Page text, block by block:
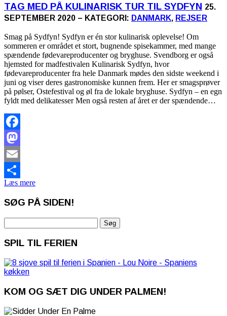
TAG MED PÅ KULINARISK TUR TIL SYDFYN 25.
SEPTEMBER 2020 – KATEGORI: DANMARK, REJSER
Smag på Sydfyn! Sydfyn er én stor kulinarisk oplevelse! Om
sommeren er området et stort, bugnende spisekammer, med mange
spændende fødevareproducenter og bryghuse. Svendborg er også
hjemsted for madfestivalen Kulinarisk Sydfyn, hvor
fødevareproducenter fra hele Danmark mødes den sidste weekend i
juni og viser deres gastronomiske kunnen frem. Her er smagsprøver
på pølser, Ostefestival og øl fra de lokale bryghuse. Sydfyn – en egn
fyldt med delikatesser Men også resten af året er der spændende…
Facebook
Mastodon
Email
Share
Læs mere
SØG PÅ SIDEN!
efter:
SPIL TIL FERIEN
KOM OG SÆT DIG UNDER PALMEN!